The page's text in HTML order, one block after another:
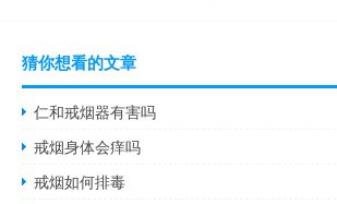
猜你想看的文章
仁和戒烟器有害吗
戒烟身体会痒吗
戒烟如何排毒